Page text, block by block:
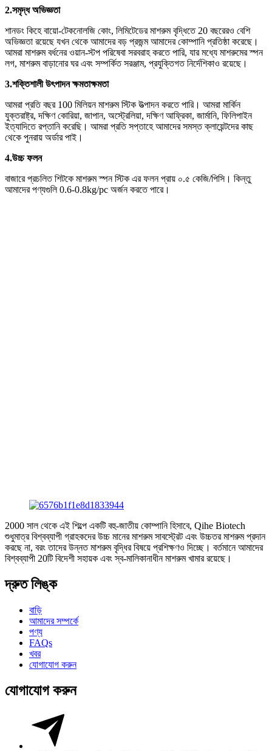
2.সমৃদ্ধ অভিজ্ঞতা
শানডং কিহে বায়ো-টেকনোলজি কোং, লিমিটেডের মাশরুম বৃদ্ধিতে 20 বছরেরও বেশি
অভিজ্ঞতা রয়েছে যখন থেকে আমাদের বড় প্রজন্ম আমাদের কোম্পানি প্রতিষ্ঠা করেছে।
আমরা মাশরুম বর্ধনের ওয়ান-স্টপ পরিষেবা সরবরাহ করতে পারি, যার মধ্যে মাশরুমের স্পন
লগ, মাশরুম বাড়ানোর ঘর এবং সম্পর্কিত সরঞ্জাম, প্রযুক্তিগত নির্দেশিকাও রয়েছে।
3.শক্তিশালী উৎপাদন ক্ষমতাক্ষমতা
আমরা প্রতি বছর 100 মিলিয়ন মাশরুম স্টিক উত্পাদন করতে পারি। আমরা মার্কিন
যুক্তরাষ্ট্র, দক্ষিণ কোরিয়া, জাপান, অস্ট্রেলিয়া, দক্ষিণ আফ্রিকা, জার্মানি, ফিলিপাইন
ইত্যাদিতে রপ্তানি করেছি। আমরা প্রতি সপ্তাহে আমাদের সমস্ত ক্লায়েন্টদের কাছ
থেকে পুনরায় অর্ডার পাই।
4.উচ্চ ফলন
বাজারে প্রচলিত শিটকে মাশরুম স্পন স্টিক এর ফলন প্রায় ০.৫ কেজি/পিসি। কিন্তু
আমাদের পণ্যগুলি 0.6-0.8kg/pc অর্জন করতে পারে।
2000 সাল থেকে এই শিল্পে একটি বহু-জাতীয় কোম্পানি হিসাবে, Qihe Biotech
শুধুমাত্র বিশ্বব্যাপী গ্রাহকদের উচ্চ মানের মাশরুম সাবস্ট্রেট এবং উচ্চতর মাশরুম প্রদান
করছে না, বরং তাদের উন্নত মাশরুম বৃদ্ধির বিষয়ে প্রশিক্ষণও দিচ্ছে। বর্তমানে আমাদের
বিশ্বব্যাপী 20টি বিদেশী সহায়ক এবং স্ব-মালিকানাধীন মাশরুম খামার রয়েছে।
দ্রুত লিঙ্ক
বাড়ি
আমাদের সম্পর্কে
পণ্য
FAQs
খবর
যোগাযোগ করুন
যোগাযোগ করুন